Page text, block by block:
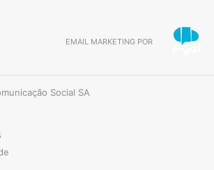
EMAIL MARKETING POR
Social SA